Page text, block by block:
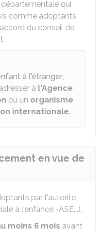
qui
comme adoptants
du conseil de
à l'étranger,
à l'Agence
ou un organisme
internationale.
en vue de
par l'autorité
à l'enfance -ASE...).
moins 6 mois avant